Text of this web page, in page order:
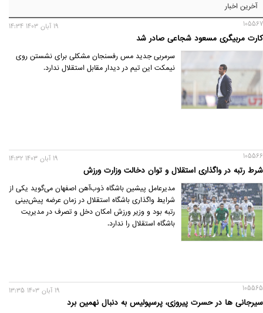
آخرین اخبار
105567
کارت مربیگری مسعود شجاعی صادر شد
19 آبان 1403 14:34
سرمربی جدید مس رفسنجان مشکلی برای نشستن روی
نیمکت این تیم در دیدار مقابل استقلال ندارد.
105566
شرط رتبه در واگذاری استقلال و توان دخالت وزارت ورزش
19 آبان 1403 14:32
مدیرعامل پیشین باشگاه ذوب‌آهن اصفهان می‌گوید یکی از
شرایط واگذاری باشگاه استقلال در زمان عرضه پیش‌بینی
رتبه بود و وزیر ورزش امکان دخل و تصرف در مدیریت
باشگاه استقلال را ندارد.
105565
سیرجانی ها در حسرت پیروزی، پرسپولیس به دنبال نهمین برد
19 آبان 1403 13:35